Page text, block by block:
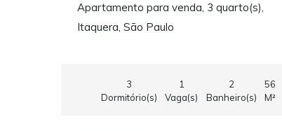
Apartamento para venda, 3 quarto(s),
Itaquera, São Paulo
3
Dormitório(s)
1
Vaga(s)
2
Banheiro(s)
56
M²